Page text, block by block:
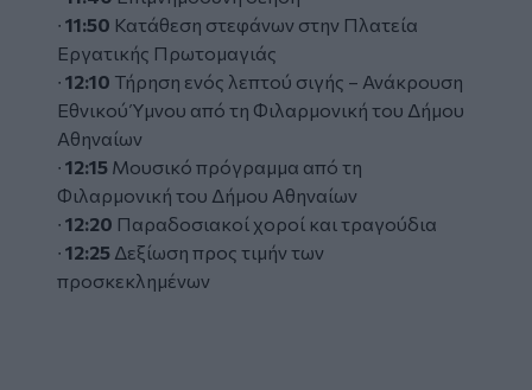
∙ 11:50 Κατάθεση στεφάνων στην Πλατεία
Εργατικής Πρωτομαγιάς
∙ 12:10 Τήρηση ενός λεπτού σιγής – Ανάκρουση
Εθνικού Ύμνου από τη Φιλαρμονική του Δήμου
Αθηναίων
∙ 12:15 Μουσικό πρόγραμμα από τη
Φιλαρμονική του Δήμου Αθηναίων
∙ 12:20 Παραδοσιακοί χοροί και τραγούδια
∙ 12:25 Δεξίωση προς τιμήν των
προσκεκλημένων